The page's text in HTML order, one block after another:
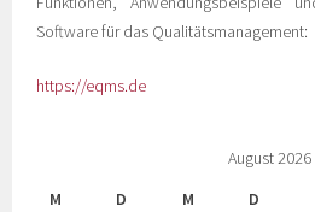
Software für das Qualitätsmanagement:
https://eqms.de
August 2026
M
D M D